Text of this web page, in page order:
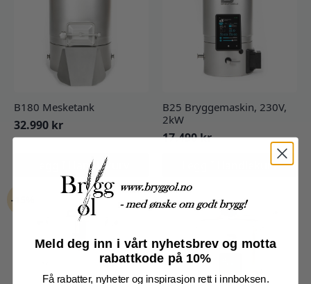
B180 Mesketank
32.990 kr
Legg I Handlekurv
B25 Bryggemaskin, 230V,
2kW
17.490kr
Legg I Handlekurv
-15%
Meld deg inn i vårt nyhetsbrev og motta
rabattkode på 10%
Få rabatter, nyheter og inspirasjon rett i innboksen.